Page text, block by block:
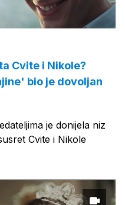
Cvite i Nikole?
bio je dovoljan
je donijela niz
Cvite i Nikole